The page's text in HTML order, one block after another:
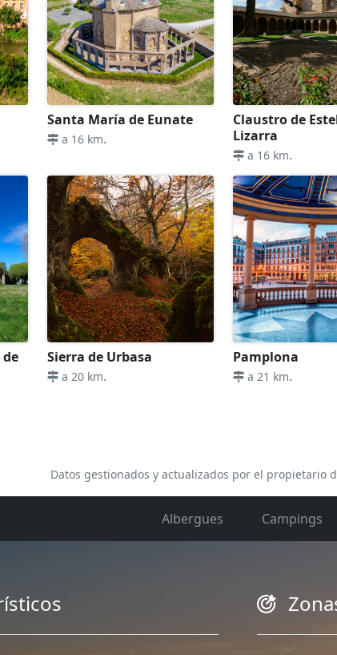
Santa María de Eunate
a 16 km.
Claustro de
Lizarra
a 16 km.
Sierra de Urbasa
a 20 km.
Pamplona
a 21 km.
Datos gestionados y actualizados por el
Albergues Campings